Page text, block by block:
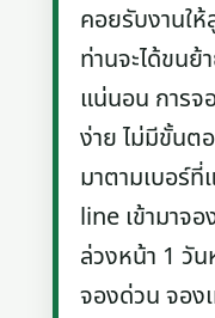
คอยรับงานใ
ท่านจะได้ขน
แน่นอน การจ
ง่าย ไม่มีขั้นต
มาตามเบอร์ที่
line เข้ามาจอ
ล่วงหน้า 1 วั
จองด่วน จอง